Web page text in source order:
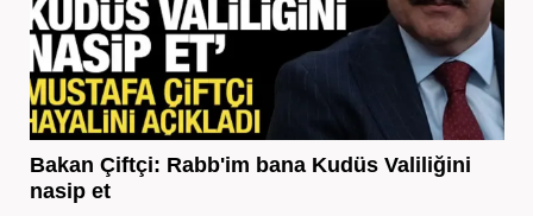
Bakan Çiftçi: Rabb'im bana Kudüs Valiliğini
nasip et